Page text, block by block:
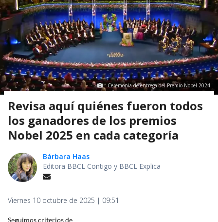
Ceremonia de entrega del Premio Nobel 2024
Revisa aquí quiénes fueron todos
los ganadores de los premios
Nobel 2025 en cada categoría
Bárbara Haas
Editora BBCL Contigo y BBCL Explica
Viernes 10 octubre de 2025 | 09:51
Seguimos criterios de